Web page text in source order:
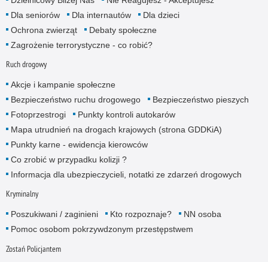
Dla seniorów
Dla internautów
Dla dzieci
Ochrona zwierząt
Debaty społeczne
Zagrożenie terrorystyczne - co robić?
Ruch drogowy
Akcje i kampanie społeczne
Bezpieczeństwo ruchu drogowego
Bezpieczeństwo pieszych
Fotoprzestrogi
Punkty kontroli autokarów
Mapa utrudnień na drogach krajowych (strona GDDKiA)
Punkty karne - ewidencja kierowców
Co zrobić w przypadku kolizji ?
Informacja dla ubezpieczycieli, notatki ze zdarzeń drogowych
Kryminalny
Poszukiwani / zaginieni Kto rozpoznaje?
NN osoba
Pomoc osobom pokrzywdzonym przestępstwem
Zostań Policjantem